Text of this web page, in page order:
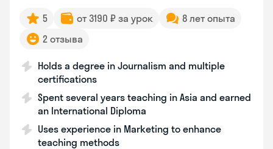
5 от 3190 ₽ за урок
8 лет опыта
2 отзыва
Holds a degree in Journalism and multiple
certifications
Spent several years teaching in Asia and earned
an International Diploma
Uses experience in Marketing to enhance
teaching methods